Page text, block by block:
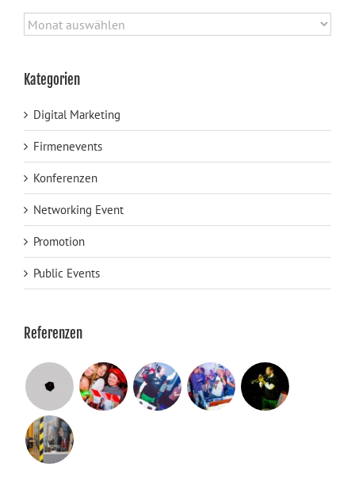
Beitragsarchiv
Kategorien
Digital Marketing
Firmenevents
Konferenzen
Networking Event
Promotion
Public Events
Referenzen